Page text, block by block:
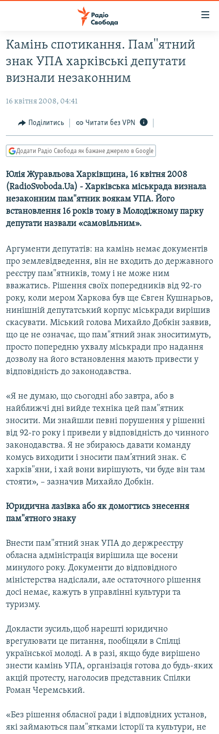
Перейти
до
основного
матеріалу
до
навігації
Перейти
до
ПОЛІТИКА
ЕКОНОМІКА
КУЛЬТУРА
СПОРТ
СВІТ
ВІЙНА
РОСІЙСЬКА «ФІЛЬТРАЦІЯ»
КРИМ.РЕАЛІЇ
ТИ ЯК?
СХЕМИ
ПРИАЗОВ’Я
КИТАЙ.ВИКЛИКИ
МУЛЬТИМЕДІА
ФОТО
СПЕЦПРОЄКТИ
ПОДКАСТИ
КРИМ РЕАЛІЇ
РУС
УКР
КТАТ
ДОЛУЧАЙСЯ!
Усі сайти RFE/RL
Камінь спотикання. Пам''ятний
знак УПА харківські депутати
визнали незаконним
16 квітня 2008, 04:41
Поділитись Читати без VPN
Додати Радіо Свобода як бажане джерело в Google
Юлія Журавльова Харківщина, 16 квітня 2008
(RadioSvoboda.Ua) - Харківська міськрада визнала
незаконним пам''ятник воякам УПА. Його
встановлення 16 років тому в Молодіжному парку
депутати назвали «самовільним».
Аргументи депутатів: на камінь немає документів
про землевідведення, він не входить до державного
реєстру пам''ятників, тому і не може ним
вважатись. Рішення своїх попередників від 92-го
року, коли мером Харкова був ще Євген Кушнарьов,
нинішній депутатський корпус міськради вирішив
скасувати. Міський голова Михайло Добкін заявив,
що це не означає, що пам''ятний знак зноситимуть,
просто попередню ухвалу міськради про надання
дозволу на його встановлення мають привести у
відповідність до законодавства.
«Я не думаю, що сьогодні або завтра, або в
найближчі дні вийде техніка цей пам''ятник
зносити. Ми знайшли певні порушення у рішенні
від 92-го року і привели у відповідність до чинного
законодавства. Я не збираюсь давати команду
комусь виходити і зносити пам’ятний знак. Є
харків''яни, і хай вони вирішують, чи буде він там
стояти», – зазначив Михайло Добкін.
Юридична лазівка або як домогтись знесення
пам''ятного знаку
Внести пам''ятний знак УПА до держреєстру
обласна адміністрація вирішила ще восени
минулого року. Документи до відповідного
міністерства надіслали, але остаточного рішення
досі немає, кажуть в управлінні культури та
туризму.
Докласти зусиль,щоб нарешті юридично
врегулювати це питання, пообіцяли в Спілці
української молоді. А в разі, якщо буде вирішено
знести камінь УПА, організація готова до будь-яких
акцій протесту, наголосив представник Спілки
Роман Черемський.
«Без рішення обласної ради і відповідних установ,
які займаються пам''ятками історії та культури, не